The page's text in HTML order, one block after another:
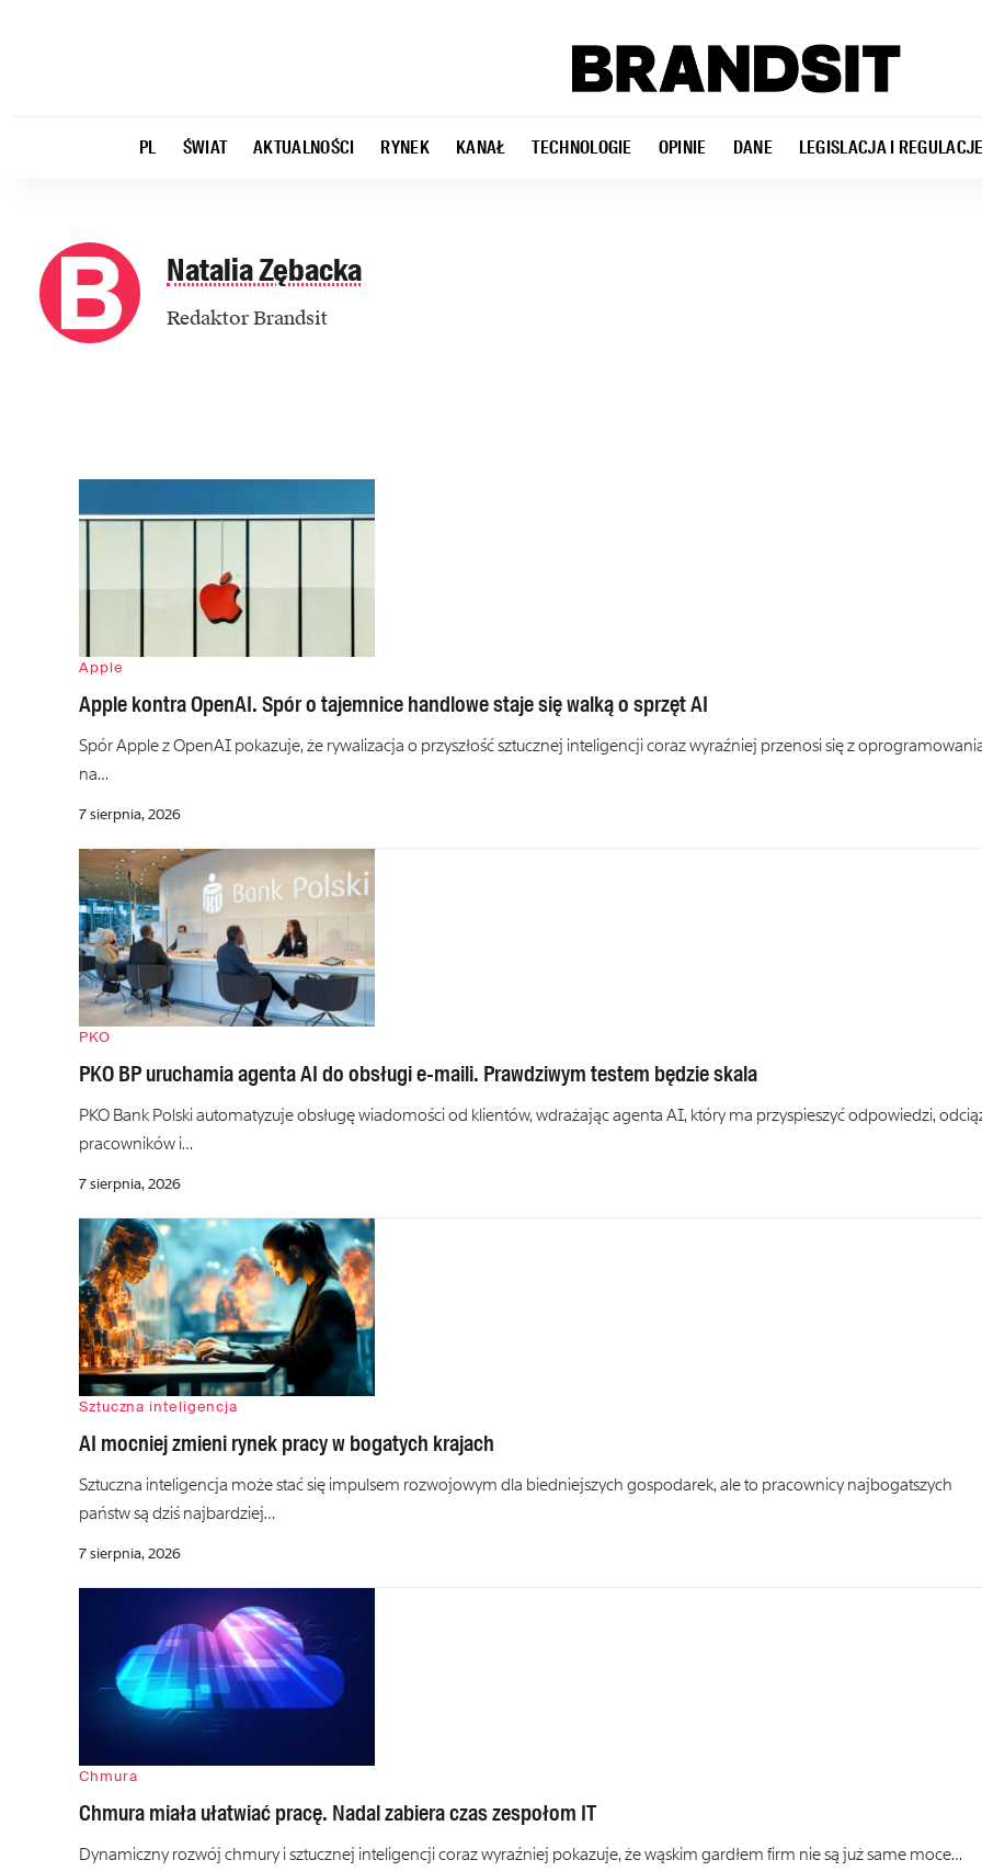
PL ŚWIAT AKTUALNOŚCI RYNEK KANAŁ TECHNOLOGIE OPINIE DANE LEGISLACJA I
Natalia Zębacka
Redaktor Brandsit
Apple
Apple kontra OpenAI. Spór o tajemnice handlowe staje się walką o sprzęt AI
Spór Apple z OpenAI pokazuje, że rywalizacja o przyszłość sztucznej inteligencji coraz wyraźniej przenosi się z
na…
7 sierpnia, 2026
PKO
PKO BP uruchamia agenta AI do obsługi e-maili. Prawdziwym testem będzie skala
PKO Bank Polski automatyzuje obsługę wiadomości od klientów, wdrażając agenta AI, który ma przyspieszyć odpowiedzi,
pracowników i…
7 sierpnia, 2026
Sztuczna inteligencja
AI mocniej zmieni rynek pracy w bogatych krajach
Sztuczna inteligencja może stać się impulsem rozwojowym dla biedniejszych gospodarek, ale to pracownicy najbogatszych
państw są dziś najbardziej…
7 sierpnia, 2026
Chmura
Chmura miała ułatwiać pracę. Nadal zabiera czas zespołom IT
Dynamiczny rozwój chmury i sztucznej inteligencji coraz wyraźniej pokazuje, że wąskim gardłem firm nie są już same moce…